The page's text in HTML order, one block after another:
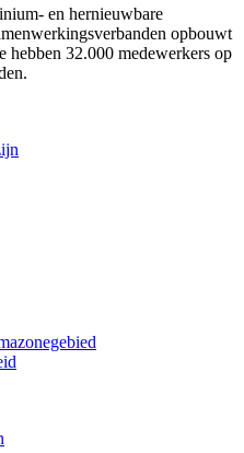
en hernieuwbare
opbouwt
hebben 32.000 medewerkers op